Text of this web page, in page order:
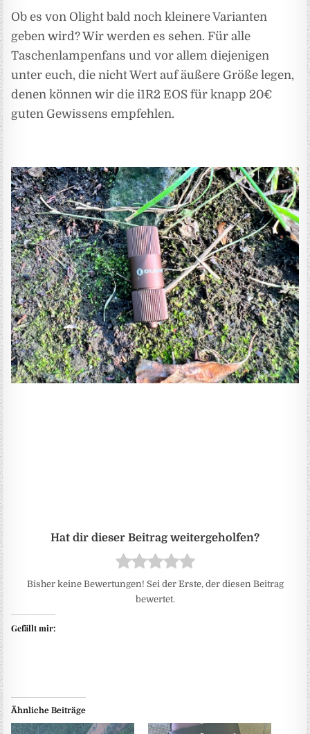
Ob es von Olight bald noch kleinere Varianten
geben wird? Wir werden es sehen. Für alle
Taschenlampenfans und vor allem diejenigen
unter euch, die nicht Wert auf äußere Größe legen,
denen können wir die i1R2 EOS für knapp 20€
guten Gewissens empfehlen.
Bisher keine Bewertungen! Sei der Erste, der diesen Beitrag
bewertet.
Gefällt mir:
Ähnliche Beiträge